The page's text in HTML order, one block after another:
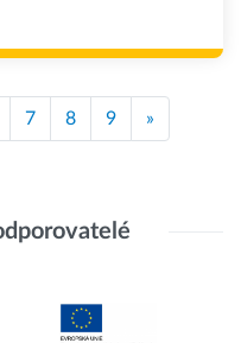
7 8 9 »